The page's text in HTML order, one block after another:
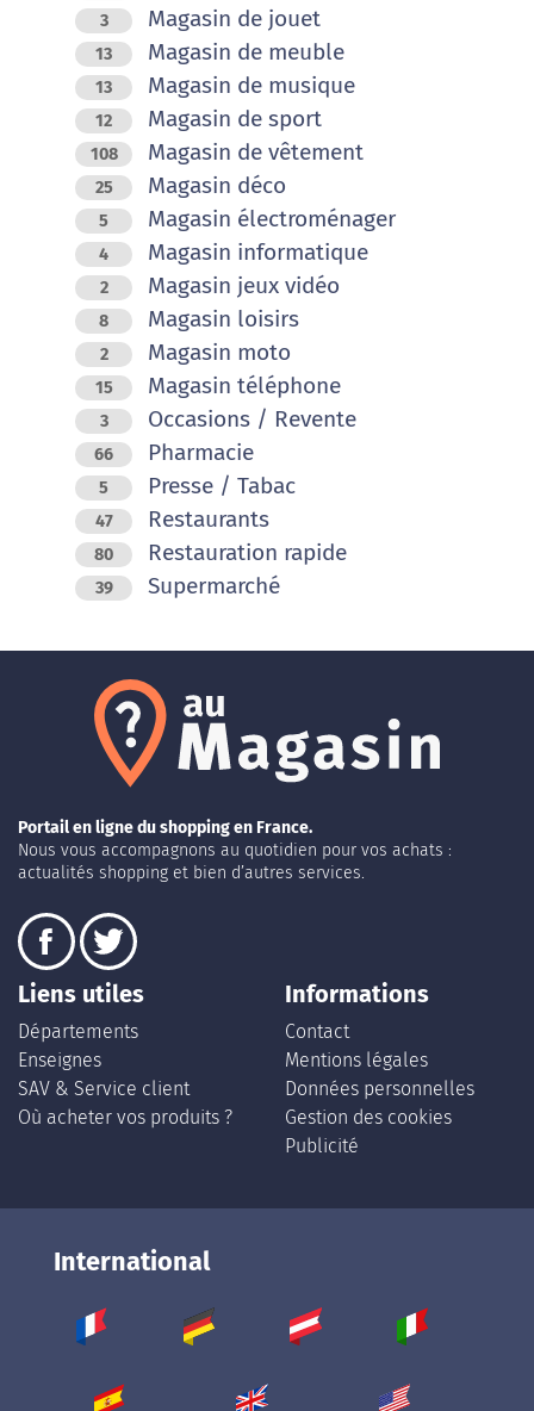
3 Magasin de jouet
13 Magasin de meuble
13 Magasin de musique
12 Magasin de sport
108 Magasin de vêtement
25 Magasin déco
5 Magasin électroménager
4 Magasin informatique
2 Magasin jeux vidéo
8 Magasin loisirs
2 Magasin moto
15 Magasin téléphone
3 Occasions / Revente
66 Pharmacie
5 Presse / Tabac
47 Restaurants
80 Restauration rapide
39 Supermarché
Portail en ligne du shopping en France.
Nous vous accompagnons au quotidien pour vos achats :
actualités shopping et bien d’autres services.
Liens utiles
Départements
Enseignes
SAV & Service client
Où acheter vos produits ?
Informations
Contact
Mentions légales
Données personnelles
Gestion des cookies
Publicité
International